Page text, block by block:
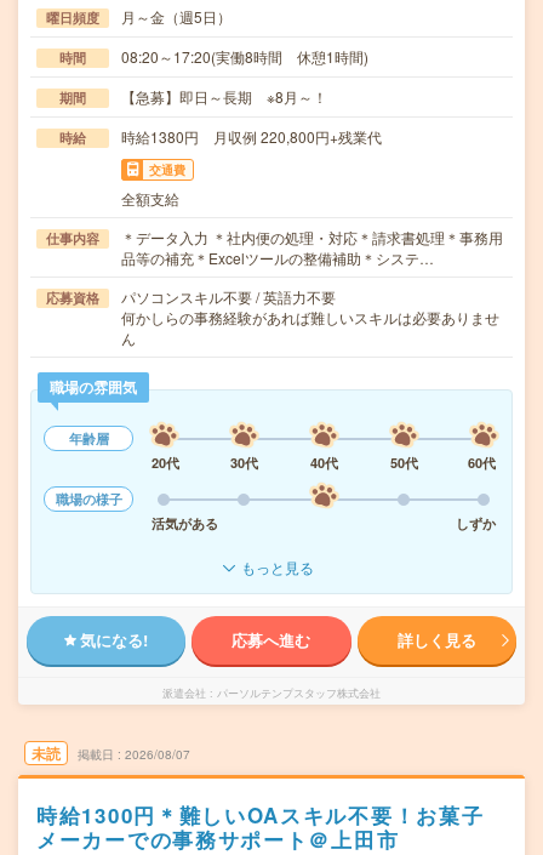
曜日頻度 月～金（週5日）
時間 08:20～17:20(実働8時間 休憩1時間)
期間 【急募】即日～長期 ※8月～！
時給 時給1380円 月収例 220,800円+残業代
交通費
全額支給
仕事内容
＊データ入力 ＊社内便の処理・対応＊請求書処理＊事務用
品等の補充＊Excelツールの整備補助＊システ…
応募資格
パソコンスキル不要 / 英語力不要
何かしらの事務経験があれば難しいスキルは必要ありませ
ん
職場の雰囲気
年齢層
20代
30代 40代 50代
60代
職場の様子
活気がある
しずか
もっと見る
気になる! 応募へ進む 詳しく見る
派遣会社 パーソルテンプスタッフ株式会社
未読 掲載日 2026/08/07
時給1300円＊難しいOAスキル不要！お菓子
メーカーでの事務サポート＠上田市